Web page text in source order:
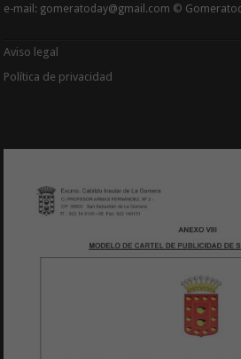
e-mail: gomeratoday@gmail.com ©
Aviso legal
Política de privacidad